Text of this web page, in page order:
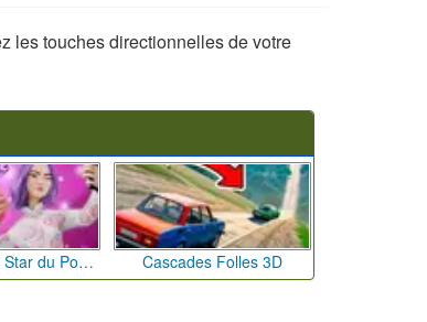
les touches directionnelles de votre
Défi de Mode: Star du Podium Cascades Folles 3D